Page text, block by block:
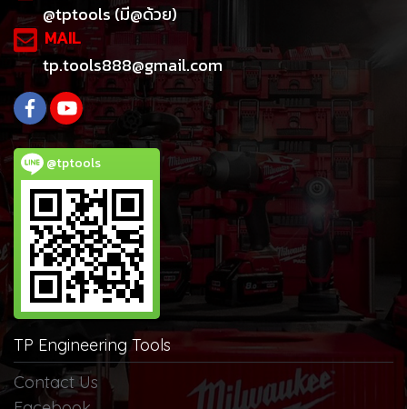
@tptools (มี@ด้วย)
MAIL
tp.tools888@gmail.com
@tptools
TP Engineering Tools
Contact Us